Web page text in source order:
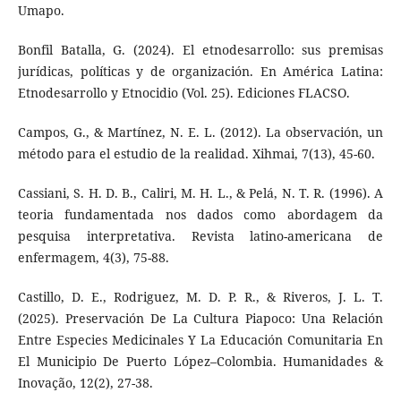
Umapo.
Bonfil Batalla, G. (2024). El etnodesarrollo: sus premisas
jurídicas, políticas y de organización. En América Latina:
Etnodesarrollo y Etnocidio (Vol. 25). Ediciones FLACSO.
Campos, G., & Martínez, N. E. L. (2012). La observación, un
método para el estudio de la realidad. Xihmai, 7(13), 45-60.
Cassiani, S. H. D. B., Caliri, M. H. L., & Pelá, N. T. R. (1996). A
teoria fundamentada nos dados como abordagem da
pesquisa interpretativa. Revista latino-americana de
enfermagem, 4(3), 75-88.
Castillo, D. E., Rodriguez, M. D. P. R., & Riveros, J. L. T.
(2025). Preservación De La Cultura Piapoco: Una Relación
Entre Especies Medicinales Y La Educación Comunitaria En
El Municipio De Puerto López–Colombia. Humanidades &
Inovação, 12(2), 27-38.